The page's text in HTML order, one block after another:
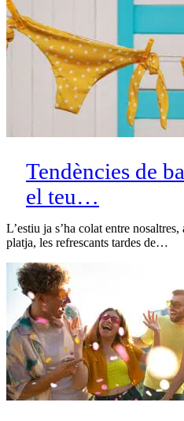
Tendències de
el teu…
L’estiu ja s’ha colat entre
platja, les refrescants tardes de…